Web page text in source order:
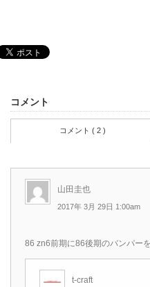
コメント
コメント ( 2 )
山田圭也
2017年 3月 29日 1:00am
86 zn6前期に86後期のバンパー
t-craft